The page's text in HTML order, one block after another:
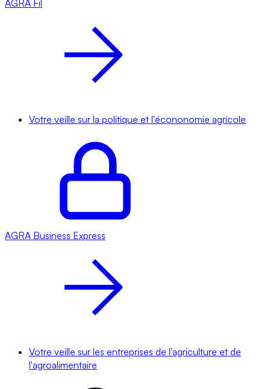
AGRA Fil
Votre veille sur la politique et l'écononomie agricole
AGRA Business Express
Votre veille sur les entreprises de l'agriculture et de
l'agroalimentaire